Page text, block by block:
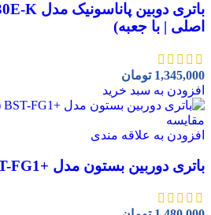
اصلی | با جعبه)
1,345,000 تومان
افزودن به سبد خرید
مقايسه
افزودن به علاقه مندی
باتری دوربین بستون مدل +BST-FG1 (با جعبه)